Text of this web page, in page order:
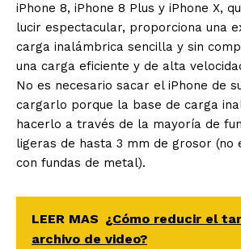
iPhone 8, iPhone 8 Plus y iPhone X,
lucir espectacular, proporciona una
carga inalámbrica sencilla y sin
una carga eficiente y de alta
No es necesario sacar el iPhone de
cargarlo porque la base de carga
hacerlo a través de la mayoría de
ligeras de hasta 3 mm de grosor (no
con fundas de metal).
LEER MAS ¿Cómo reducir el
archivo de video?